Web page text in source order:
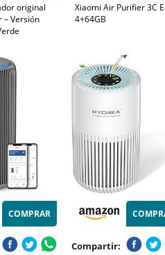
original
– Versión
Xiaomi Air Purifier 3C
4+64GB
COMPRAR
Compartir: